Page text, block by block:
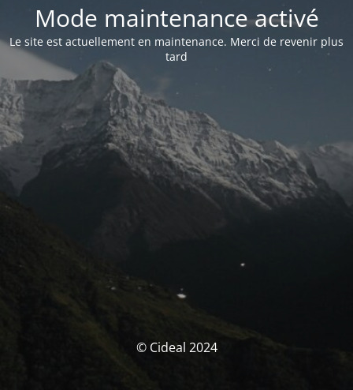
Mode maintenance activé
Le site est actuellement en maintenance. Merci de revenir plus
tard
© Cideal 2024